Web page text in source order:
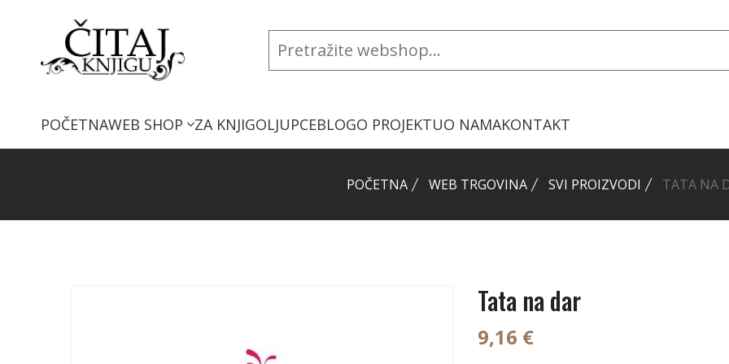
POČETNAWEB SHOP ZA KNJIGOLJUPCEBLOGO PROJEKTUO NAMAKONTAKT
POČETNA WEB TRGOVINA SVI PROIZVODI TATA NA
Tata na dar
9,16 €